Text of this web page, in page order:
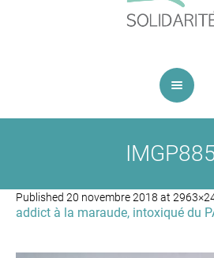
Published 20 novembre 2018 at
addict à la maraude, intoxiqué du